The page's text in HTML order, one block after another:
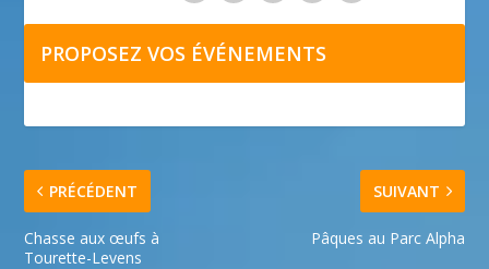
PROPOSEZ VOS ÉVÉNEMENTS
PRÉCÉDENT
Chasse aux œufs à
Tourette-Levens
SUIVANT
Pâques au Parc Alpha